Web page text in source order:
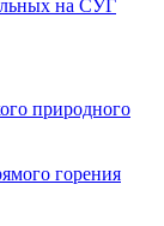
на СУГ
природного
горения